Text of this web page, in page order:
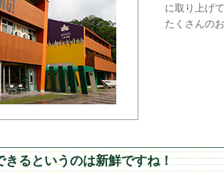
に取り上げ
たくさんの
るというのは新鮮ですね！